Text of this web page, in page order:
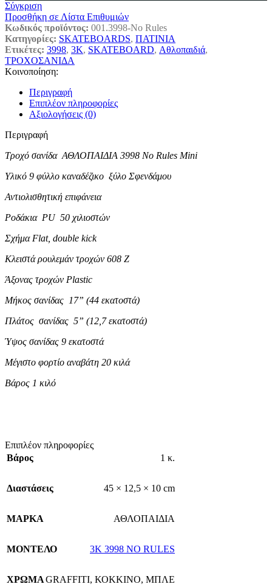
Σύγκριση
Προσθήκη σε Λίστα Επιθυμιών
Κωδικός προϊόντος: 001.3998-No Rules
Κατηγορίες: SKATEBOARDS, ΠΑΤΙΝΙΑ
Ετικέτες: 3998, 3K, SKATEBOARD, Αθλοπαιδιά,
ΤΡΟΧΟΣΑΝΙΔΑ
Κοινοποίηση:
Περιγραφή
Επιπλέον πληροφορίες
Αξιολογήσεις (0)
Περιγραφή
Τροχό σανίδα ΑΘΛΟΠΑΙΔΙΑ 3998 No Rules Mini
Υλικό 9 φύλλο καναδέζικο ξύλο Σφενδάμου
Αντιολισθητική επιφάνεια
Ροδάκια PU 50 χιλιοστών
Σχήμα Flat, double kick
Κλειστά ρουλεμάν τροχών 608 Z
Άξονας τροχών Plastic
Μήκος σανίδας 17” (44 εκατοστά)
Πλάτος σανίδας 5” (12,7 εκατοστά)
Ύψος σανίδας 9 εκατοστά
Μέγιστο φορτίο αναβάτη 20 κιλά
Βάρος 1 κιλό
Επιπλέον πληροφορίες
Βάρος
1 κ.
Διαστάσεις 45 × 12,5 × 10 cm
ΜΑΡΚΑ ΑΘΛΟΠΑΙΔΙΑ
ΜΟΝΤΕΛΟ 3K 3998 NO RULES
ΧΡΩΜΑGRAFFITI, ΚΟΚΚΙΝΟ, ΜΠΛΕ